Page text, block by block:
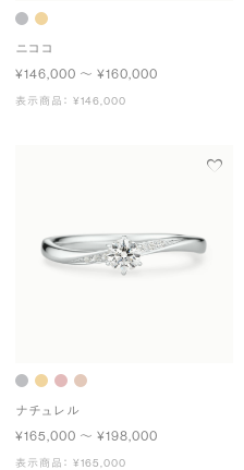
ニココ
¥146,000 〜 ¥160,000
表示商品： ¥146,000
ナチュレル
¥165,000 〜 ¥198,000
表示商品： ¥165,000